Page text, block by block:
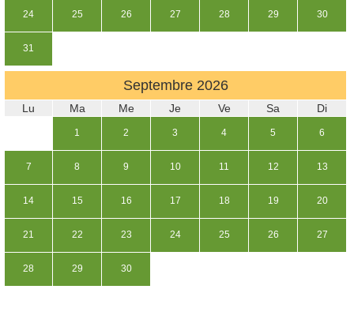
24 25 26 27 28 29 30
31
Septembre 2026
Lu Ma Me Je Ve Sa Di
1 2 3 4 5 6
7 8 9 10 11 12 13
14 15 16 17 18 19 20
21 22 23 24 25 26 27
28 29 30